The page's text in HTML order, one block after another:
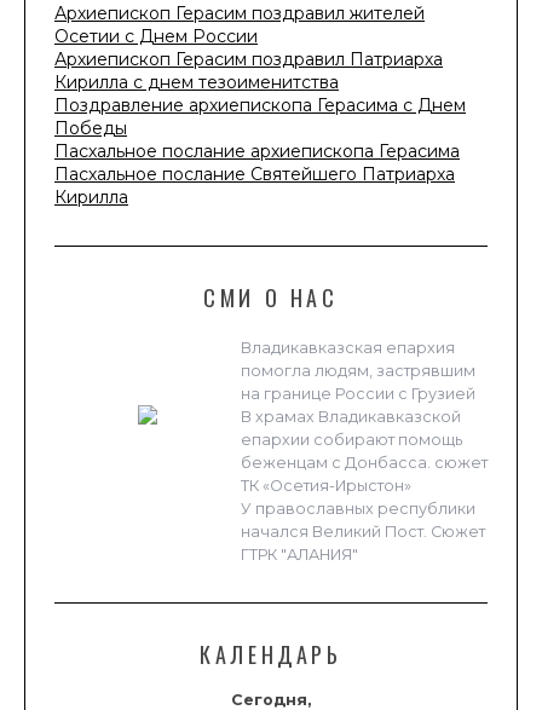
Архиепископ Герасим поздравил жителей
Осетии с Днем России
Архиепископ Герасим поздравил Патриарха
Кирилла с днем тезоименитства
Поздравление архиепископа Герасима с Днем
Победы
Пасхальное послание архиепископа Герасима
Пасхальное послание Святейшего Патриарха
Кирилла
СМИ О НАС
Владикавказская епархия
помогла людям, застрявшим
на границе России с Грузией
В храмах Владикавказской
епархии собирают помощь
беженцам с Донбасса. сюжет
ТК «Осетия-Ирыстон»
У православных республики
начался Великий Пост. Сюжет
ГТРК "АЛАНИЯ"
КАЛЕНДАРЬ
Сегодня,